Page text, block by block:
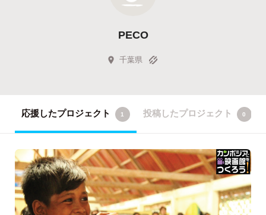
PECO
千葉県
応援したプロジェクト 1 投稿したプロジェクト 0